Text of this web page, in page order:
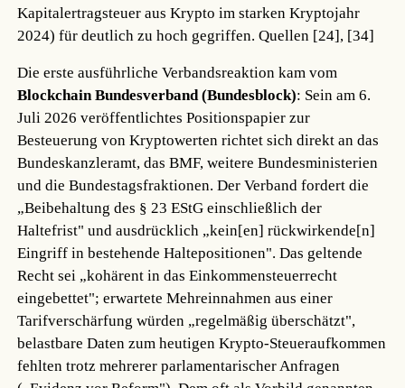
Kapitalertragsteuer aus Krypto im starken Kryptojahr
2024) für deutlich zu hoch gegriffen.Quellen [24], [34]
Die erste ausführliche Verbandsreaktion kam vom
Blockchain Bundesverband (Bundesblock): Sein am 6.
Juli 2026 veröffentlichtes Positionspapier zur
Besteuerung von Kryptowerten richtet sich direkt an das
Bundeskanzleramt, das BMF, weitere Bundesministerien
und die Bundestagsfraktionen. Der Verband fordert die
„Beibehaltung des § 23 EStG einschließlich der
Haltefrist" und ausdrücklich „kein[en] rückwirkende[n]
Eingriff in bestehende Haltepositionen". Das geltende
Recht sei „kohärent in das Einkommensteuerrecht
eingebettet"; erwartete Mehreinnahmen aus einer
Tarifverschärfung würden „regelmäßig überschätzt",
belastbare Daten zum heutigen Krypto-Steueraufkommen
fehlten trotz mehrerer parlamentarischer Anfragen